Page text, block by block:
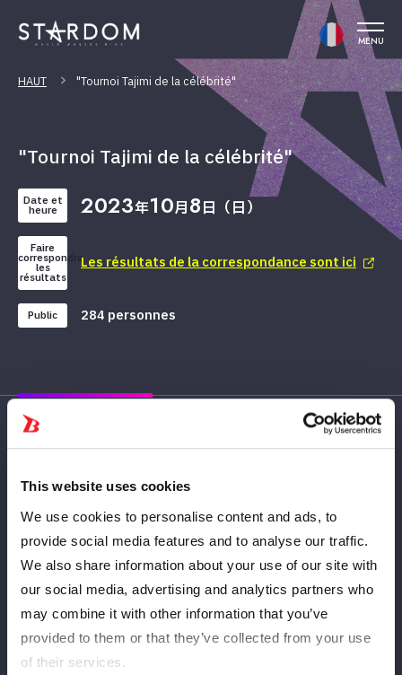
This website uses cookies
We use cookies to personalise content and ads, to
provide social media features and to analyse our traffic.
We also share information about your use of our site with
our social media, advertising and analytics partners who
may combine it with other information that you’ve
provided to them or that they’ve collected from your use
of their services.
MENU
HAUT "Tournoi Tajimi de la célébrité"
"Tournoi Tajimi de la célébrité"
Date et
heure 2023年10月8日（日）
Faire
correspondre
les
résultats
Les résultats de la correspondance sont ici
Public 284 personnes
Crévuré
Afficher tous